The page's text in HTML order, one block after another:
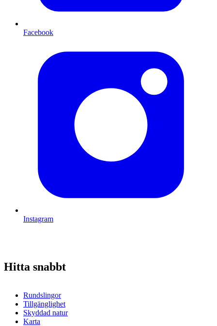
Facebook
Instagram
Hitta snabbt
Rundslingor
Tillgänglighet
Skyddad natur
Karta